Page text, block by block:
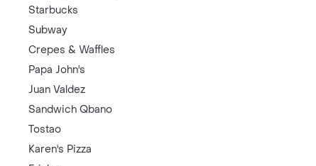
Starbucks
Subway
Crepes & Waffles
Papa John's
Juan Valdez
Sandwich Qbano
Tostao
Karen's Pizza